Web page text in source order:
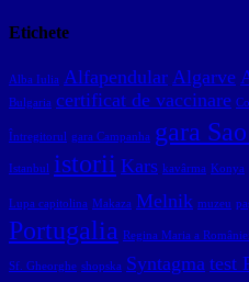
Etichete
Alba Iulia Alfapendular Algarve
Bulgaria certificat de vaccinare
Întregitorul gara Campanha gara
Istanbul istorii Kars kavârma Konya
Lupa capitolina Makaza Melnik muzeu
Portugalia Regina Maria a României
Sf. Gheorghe shopska Syntagma test